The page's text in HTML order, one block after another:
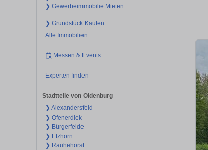
❯ Gewerbeimmobilie Mieten
❯ Grundstück Kaufen
Alle Immobilien
Messen & Events
Experten finden
Stadtteile von Oldenburg
❯ Alexandersfeld
❯ Ofenerdiek
❯ Bürgerfelde
❯ Etzhorn
❯ Rauhehorst